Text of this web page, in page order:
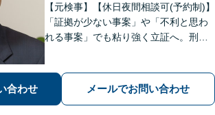
【元検事】【休日夜間相談可(予約制)】
「証拠が少ない事案」や「不利と思わ
れる事案」でも粘り強く立証へ。刑事
対応。丁寧な説明とヒアリングで、問
題解決に尽力します。
合わせ メールでお問い合わせ